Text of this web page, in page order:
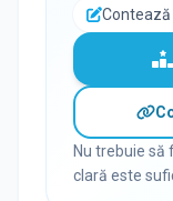
Nu trebuie să
clară este